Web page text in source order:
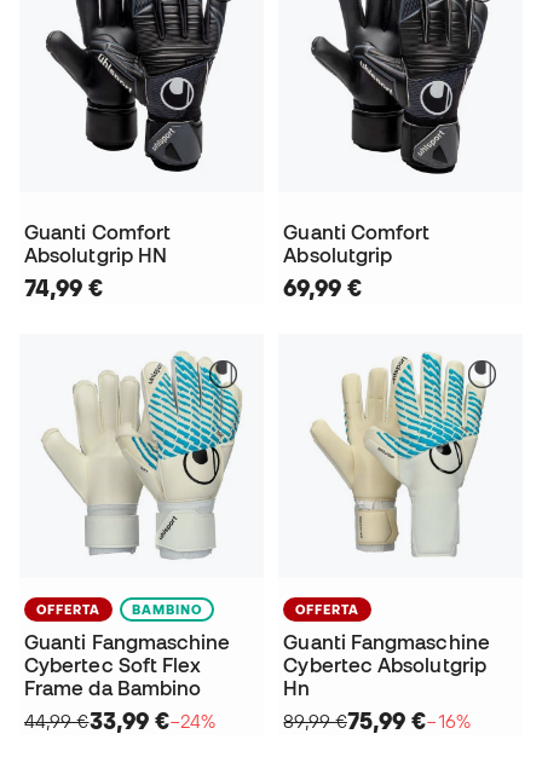
Guanti Comfort
Absolutgrip HN
74,99 €
Guanti Comfort
Absolutgrip
69,99 €
OFFERTA BAMBINO
Guanti Fangmaschine
Cybertec Soft Flex
Frame da Bambino
44,99 €33,99 €−24%
OFFERTA
Guanti Fangmaschine
Cybertec Absolutgrip
Hn
89,99 €75,99 €−16%